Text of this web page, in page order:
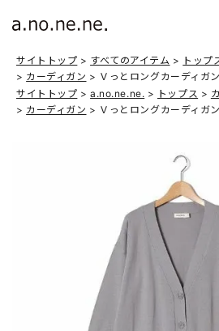
サイトトップ すべてのアイテム トップ
カーディガン
Ｖっとロングカーディガン
サイトトップ
a.no.ne.ne. トップス
カーディガン
Ｖっとロングカーディガン